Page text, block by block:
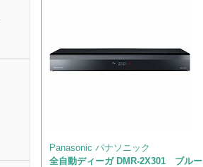
Panasonic パナソニック
全自動ディーガ DMR-2X301 ブルー